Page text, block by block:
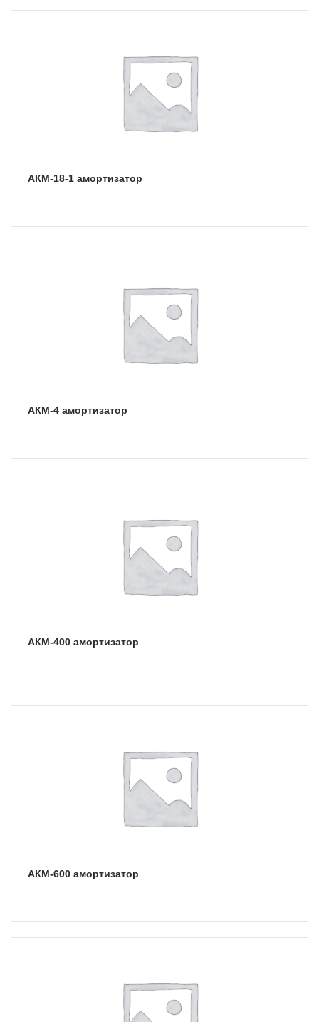
АКМ-18-1 амортизатор
АКМ-4 амортизатор
АКМ-400 амортизатор
АКМ-600 амортизатор